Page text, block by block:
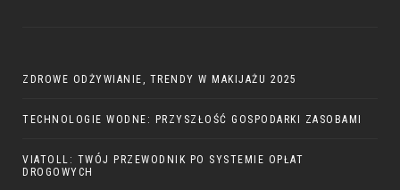
ZDROWE ODŻYWIANIE, TRENDY W MAKIJAŻU 2025
TECHNOLOGIE WODNE: PRZYSZŁOŚĆ GOSPODARKI ZASOBAMI
VIATOLL: TWÓJ PRZEWODNIK PO SYSTEMIE OPŁAT
DROGOWYCH